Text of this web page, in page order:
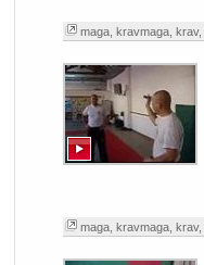
maga, kravmaga, krav,
maga, kravmaga, krav,